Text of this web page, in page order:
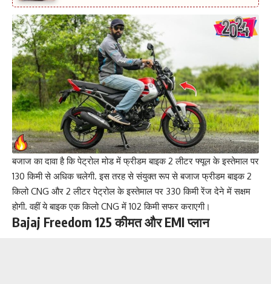
बजाज का दावा है कि पेट्रोल मोड में फ्रीडम बाइक 2 लीटर फ्यूल के इस्तेमाल पर
130 किमी से अधिक चलेगी. इस तरह से संयुक्त रूप से बजाज फ्रीडम बाइक 2
किलो CNG और 2 लीटर पेट्रोल के इस्तेमाल पर 330 किमी रेंज देने में सक्षम
होगी. वहीं ये बाइक एक किलो CNG में 102 किमी सफर कराएगी।
Bajaj Freedom 125 कीमत और EMI प्लान